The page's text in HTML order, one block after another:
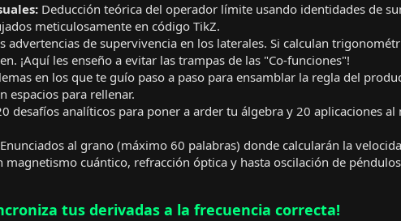
Deducción teórica del operador límite usando identidades de
meticulosamente en código TikZ.
advertencias de supervivencia en los laterales. Si calculan
¡Aquí les enseño a evitar las trampas de las "Co-funciones"!
en los que te guío paso a paso para ensamblar la regla del
espacios para rellenar.
desafíos analíticos para poner a arder tu álgebra y 20 aplicaciones al
Enunciados al grano (máximo 60 palabras) donde calcularán la
cuántico, refracción óptica y hasta oscilación de
tus derivadas a la frecuencia correcta!